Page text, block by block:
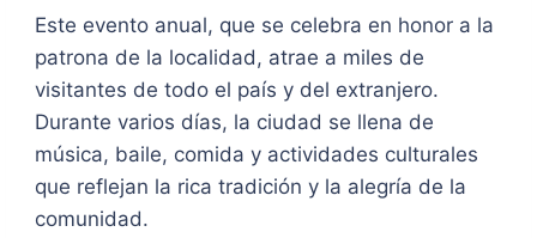
Este evento anual, que se celebra en honor a la
patrona de la localidad, atrae a miles de
visitantes de todo el país y del extranjero.
Durante varios días, la ciudad se llena de
música, baile, comida y actividades culturales
que reflejan la rica tradición y la alegría de la
comunidad.